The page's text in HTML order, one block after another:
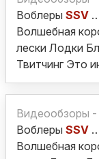
Воблеры SSV
Волшебная
лески Лодки
Твитчинг Это
Видеообзоры
Воблеры SSV
Волшебная